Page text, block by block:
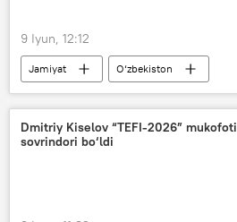
9 Iyun, 12:12
Jamiyat
O‘zbekiston
maktabga qabul
Dmitriy Kiselov “TEFI-2026” mukofoti
sovrindori bo‘ldi